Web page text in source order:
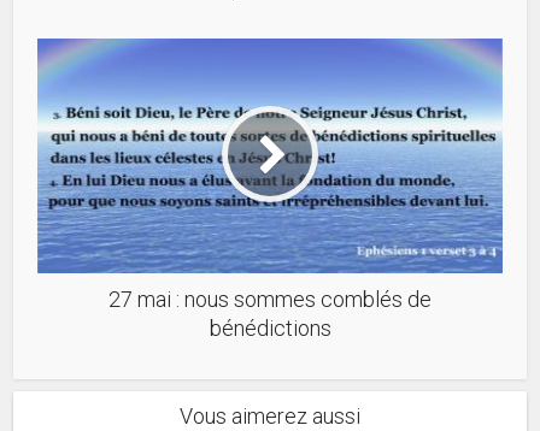
27 mai : nous sommes comblés de
bénédictions
Vous aimerez aussi